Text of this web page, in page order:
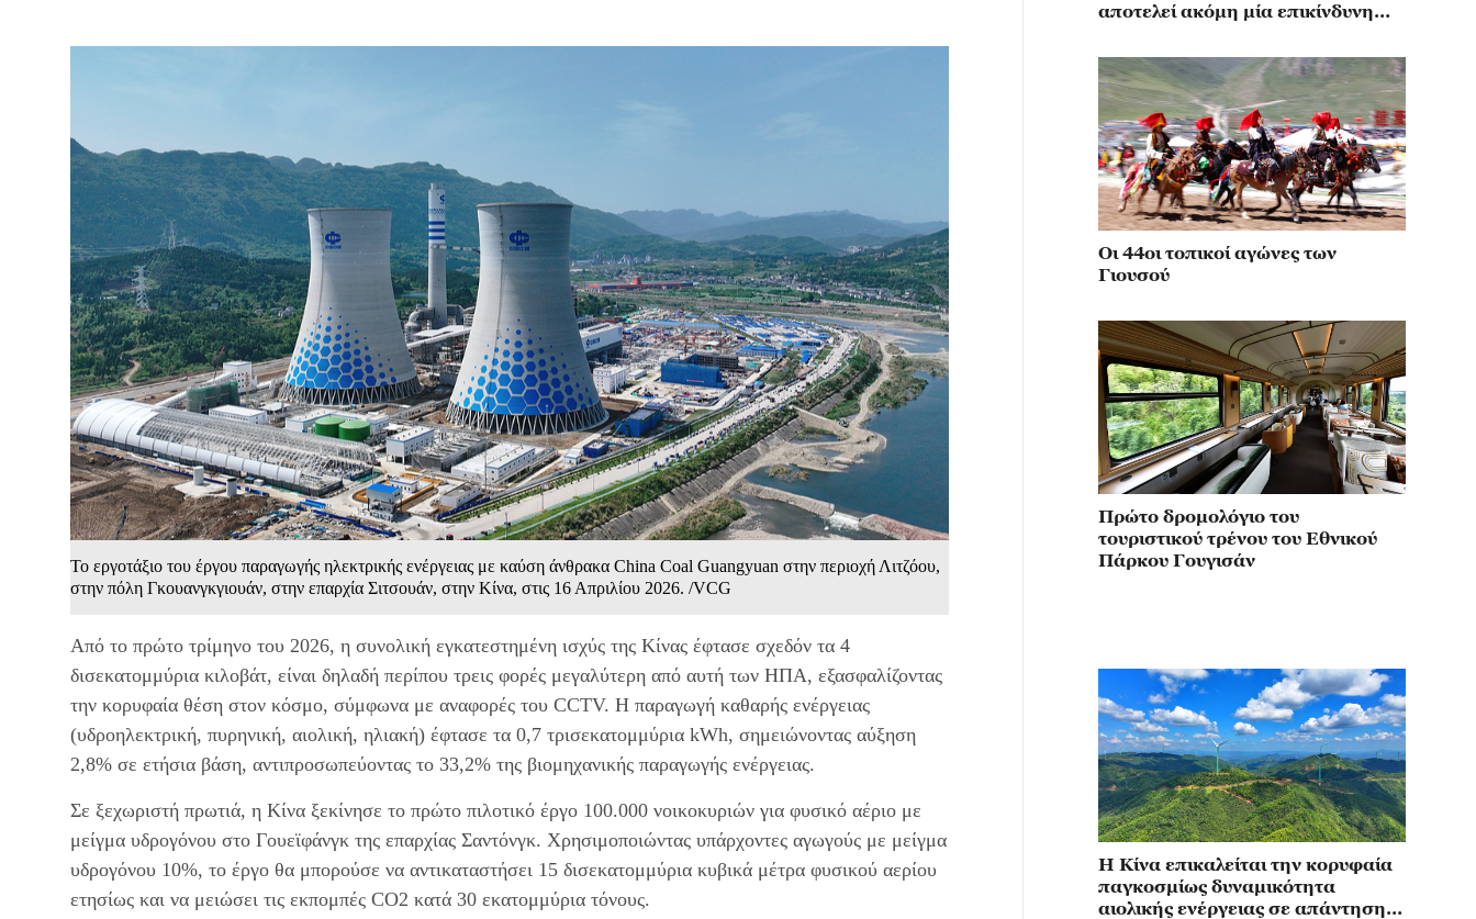
Το εργοτάξιο του έργου παραγωγής ηλεκτρικής ενέργειας με καύση άνθρακα China Coal Guangyuan στην περιοχή Λιτζόου,
στην πόλη Γκουανγκγιουάν, στην επαρχία Σιτσουάν, στην Κίνα, στις 16 Απριλίου 2026. /VCG
Από το πρώτο τρίμηνο του 2026, η συνολική εγκατεστημένη ισχύς της Κίνας έφτασε σχεδόν τα 4
δισεκατομμύρια κιλοβάτ, είναι δηλαδή περίπου τρεις φορές μεγαλύτερη από αυτή των ΗΠΑ, εξασφαλίζοντας
την κορυφαία θέση στον κόσμο, σύμφωνα με αναφορές του CCTV. Η παραγωγή καθαρής ενέργειας
(υδροηλεκτρική, πυρηνική, αιολική, ηλιακή) έφτασε τα 0,7 τρισεκατομμύρια kWh, σημειώνοντας αύξηση
2,8% σε ετήσια βάση, αντιπροσωπεύοντας το 33,2% της βιομηχανικής παραγωγής ενέργειας.
Σε ξεχωριστή πρωτιά, η Κίνα ξεκίνησε το πρώτο πιλοτικό έργο 100.000 νοικοκυριών για φυσικό αέριο με
μείγμα υδρογόνου στο Γουεϊφάνγκ της επαρχίας Σαντόνγκ. Χρησιμοποιώντας υπάρχοντες αγωγούς με μείγμα
υδρογόνου 10%, το έργο θα μπορούσε να αντικαταστήσει 15 δισεκατομμύρια κυβικά μέτρα φυσικού αερίου
ετησίως και να μειώσει τις εκπομπές CO2 κατά 30 εκατομμύρια τόνους.
αποτελεί ακόμη μία επικίνδυνη
μιλιταρισμού
Οι 44οι τοπικοί αγώνες των
Γιουσού
Πρώτο δρομολόγιο του
τουριστικού τρένου του Εθνικού
Πάρκου Γουγισάν
Η Κίνα επικαλείται την κορυφαία
παγκοσμίως δυναμικότητα
αιολικής ενέργειας σε απάντηση